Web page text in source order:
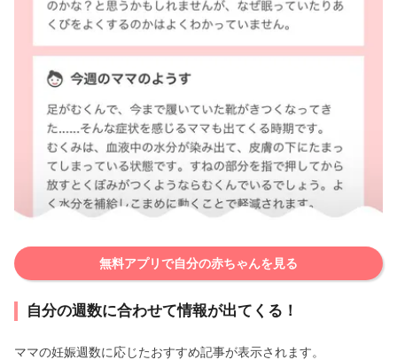
無料アプリで自分の赤ちゃんを見る
自分の週数に合わせて情報が出てくる！
ママの妊娠週数に応じたおすすめ記事が表示されます。